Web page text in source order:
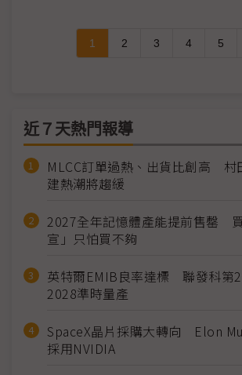
1 2 3 4 5
近７天熱門報導
MLCC訂單過熱、出貨比創高 村
建熱潮將趨緩
2027全年記憶體產能提前售罄
宣」只怕買不夠
英特爾EMIB良率達標 聯發科第2
2028準時量產
SpaceX晶片採購大轉向 Elon
採用NVIDIA